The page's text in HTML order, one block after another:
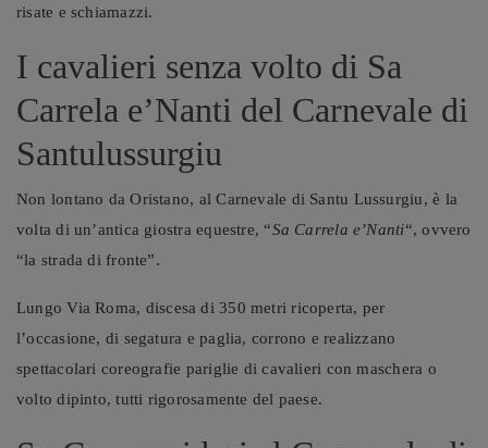
risate e schiamazzi.
I cavalieri senza volto di Sa
Carrela e’Nanti del Carnevale di
Santulussurgiu
Non lontano da Oristano, al Carnevale di Santu Lussurgiu, è la
volta di un’antica giostra equestre, “Sa Carrela e’Nanti“, ovvero
“la strada di fronte”.
Lungo Via Roma, discesa di 350 metri ricoperta, per
l’occasione, di segatura e paglia, corrono e realizzano
spettacolari coreografie pariglie di cavalieri con maschera o
volto dipinto, tutti rigorosamente del paese.